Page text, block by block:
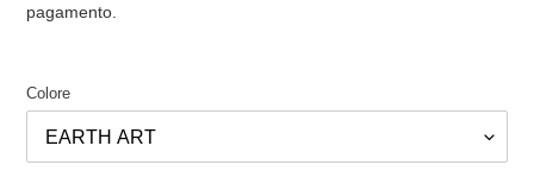
listino
pagamento.
Colore